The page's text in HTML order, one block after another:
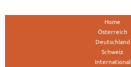
Home
Österreich
Deutschland
Schweiz
International